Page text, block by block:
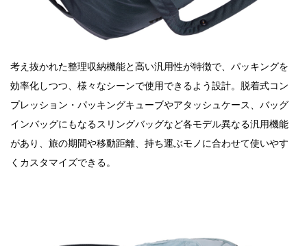
考え抜かれた整理収納機能と⾼い汎⽤性が特徴で、パッキングを
効率化しつつ、様々なシーンで使⽤できるよう設計。脱着式コン
プレッション・パッキングキューブやアタッシュケース、バッグ
インバッグにもなるスリングバッグなど各モデル異なる汎⽤機能
があり、旅の期間や移動距離、持ち運ぶモノに合わせて使いやす
くカスタマイズできる。